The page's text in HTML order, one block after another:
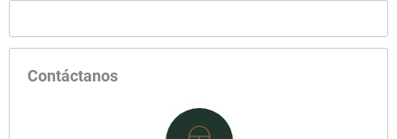
Contáctanos